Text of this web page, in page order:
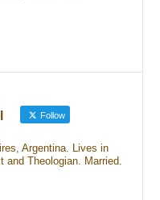
Follow
Argentina. Lives in
Theologian. Married.